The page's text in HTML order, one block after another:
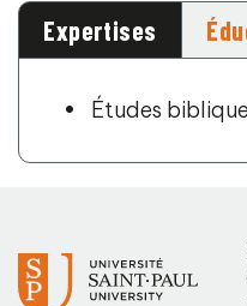
Expertises
Études